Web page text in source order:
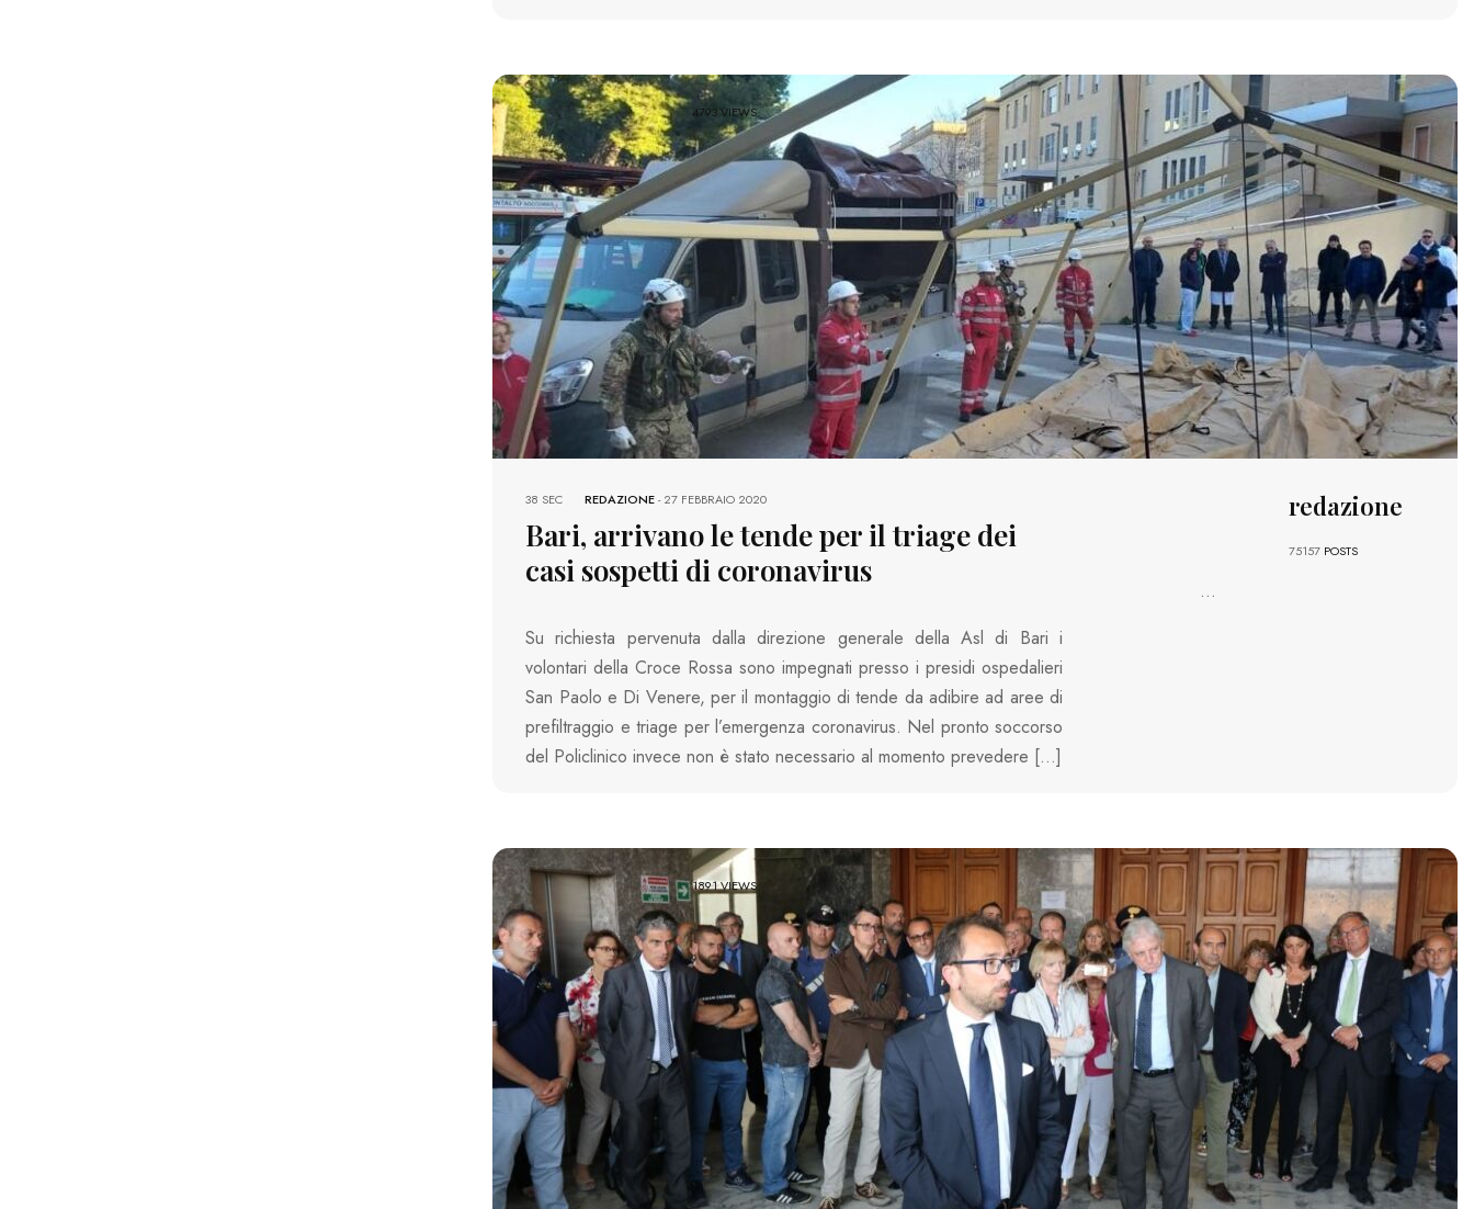
4793 VIEWS
REDAZIONE-27 FEBBRAIO 2020
38 SEC
Bari, arrivano le tende per il triage dei
casi sospetti di coronavirus
Su richiesta pervenuta dalla direzione generale della Asl di Bari i
volontari della Croce Rossa sono impegnati presso i presidi ospedalieri
San Paolo e Di Venere, per il montaggio di tende da adibire ad aree di
prefiltraggio e triage per l’emergenza coronavirus. Nel pronto soccorso
del Policlinico invece non è stato necessario al momento prevedere […]
redazione
75157 POSTS
...
1891 VIEWS